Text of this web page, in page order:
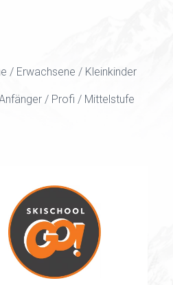
/ Erwachsene / Kleinkinder
/ Profi / Mittelstufe